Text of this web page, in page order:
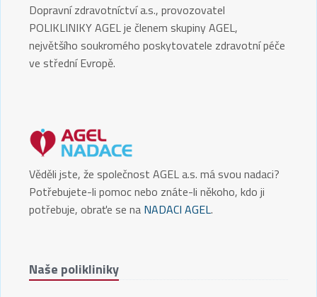
Dopravní zdravotníctví a.s., provozovatel
POLIKLINIKY AGEL je členem skupiny AGEL,
největšího soukromého poskytovatele zdravotní péče
ve střední Evropě.
Věděli jste, že společnost AGEL a.s. má svou nadaci?
Potřebujete-li pomoc nebo znáte-li někoho, kdo ji
potřebuje, obraťe se na NADACI AGEL.
Naše polikliniky